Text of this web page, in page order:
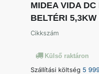
MIDEA VIDA
BELTÉRI 5,3KW
Cikkszám
Külső raktáron
Szállítási költség 5